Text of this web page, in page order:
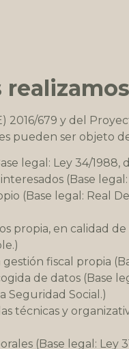
679 y del
pueden ser objeto
legal: Ley 34/
(Base
(Base legal: Real
propia, en calidad
fiscal propia
de datos (Base
Seguridad Social.)
técnicas y
(Base legal: Ley